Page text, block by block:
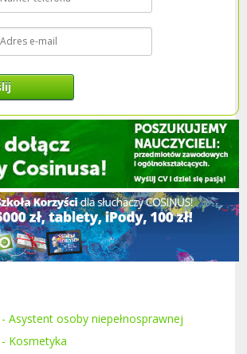
Asystent osoby niepełnosprawnej
Kosmetyka